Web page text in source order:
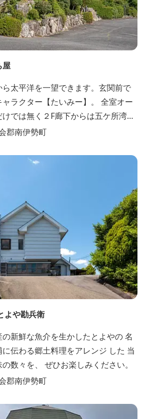
屋
太平洋を一望できます。玄関前で
ラクター【たいみー】。 全室オー
では無く２F廊下からは五ケ所湾、
は勿論の事、養殖筏や釣り堀筏な
望。マグロの養殖筏、夜には漁師
郡南伊勢町
よや勘兵衛
新鮮な魚介を生かしたとよやの 名
伝わる郷土料理をアレンジ した 当
数々を、 ぜひお楽しみください。
郡南伊勢町